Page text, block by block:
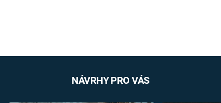
NÁVRHY PRO VÁS